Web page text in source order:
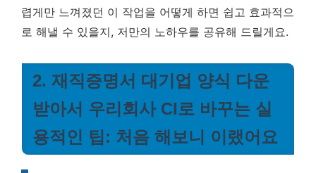
렵게만 느껴졌던 이 작업을 어떻게 하면 쉽고 효과적으
로 해낼 수 있을지, 저만의 노하우를 공유해 드릴게요.
2. 재직증명서 대기업 양식 다운
받아서 우리회사 CI로 바꾸는 실
용적인 팁: 처음 해보니 이랬어요